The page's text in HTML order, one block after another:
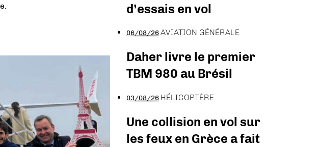
d’essais en vol
06/08/26AVIATION GÉNÉRALE
Daher livre le premier
TBM 980 au Brésil
03/08/26 HÉLICOPTÈRE
Une collision en vol sur
les feux en Grèce a fait